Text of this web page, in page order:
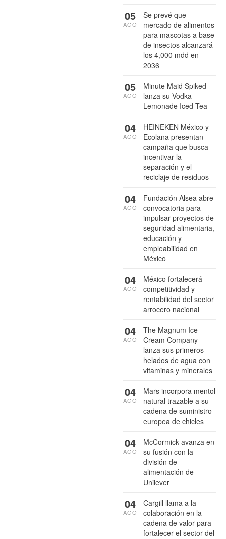
Se prevé que
mercado de alimentos
para mascotas a base
de insectos alcanzará
los 4,000 mdd en
2036
05
AGO
Minute Maid Spiked
lanza su Vodka
Lemonade Iced Tea
05
AGO
HEINEKEN México y
Ecolana presentan
campaña que busca
incentivar la
separación y el
reciclaje de residuos
04
AGO
Fundación Alsea abre
convocatoria para
impulsar proyectos de
seguridad alimentaria,
educación y
empleabilidad en
México
04
AGO
México fortalecerá
competitividad y
rentabilidad del sector
arrocero nacional
04
AGO
The Magnum Ice
Cream Company
lanza sus primeros
helados de agua con
vitaminas y minerales
04
AGO
Mars incorpora mentol
natural trazable a su
cadena de suministro
europea de chicles
04
AGO
McCormick avanza en
su fusión con la
división de
alimentación de
Unilever
04
AGO
Cargill llama a la
colaboración en la
cadena de valor para
fortalecer el sector del
04
AGO